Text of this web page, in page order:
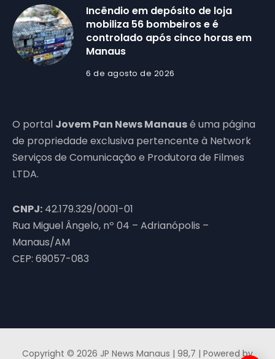
Incêndio em depósito de loja
mobiliza 56 bombeiros e é
controlado após cinco horas em
Manaus
6 de agosto de 2026
O portal Jovem Pan News Manausé uma página
de propriedade exclusiva pertencente à Network
Serviços de Comunicação e Produtora de Filmes
LTDA.
CNPJ: 42.179.329/0001-01
Rua Miguel Ângelo, nº 04 – Adrianópolis –
Manaus/AM
CEP: 69057-083
Copyright © 2026 JP News Manaus | 98,7 | Powered by